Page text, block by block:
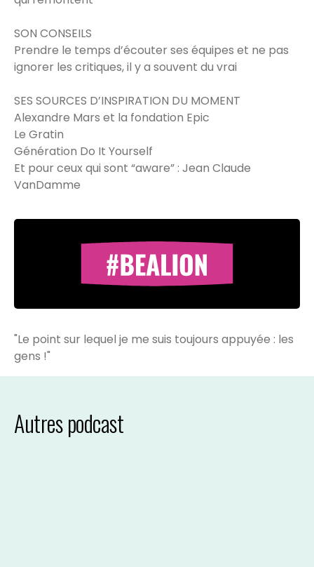
SON CONSEILS
Prendre le temps d’écouter ses équipes et ne pas
ignorer les critiques, il y a souvent du vrai
SES SOURCES D’INSPIRATION DU MOMENT
Alexandre Mars et la fondation Epic
Le Gratin
Génération Do It Yourself
Et pour ceux qui sont “aware” : Jean Claude
VanDamme
"Le point sur lequel je me suis toujours appuyée : les
gens !"
Autres podcast